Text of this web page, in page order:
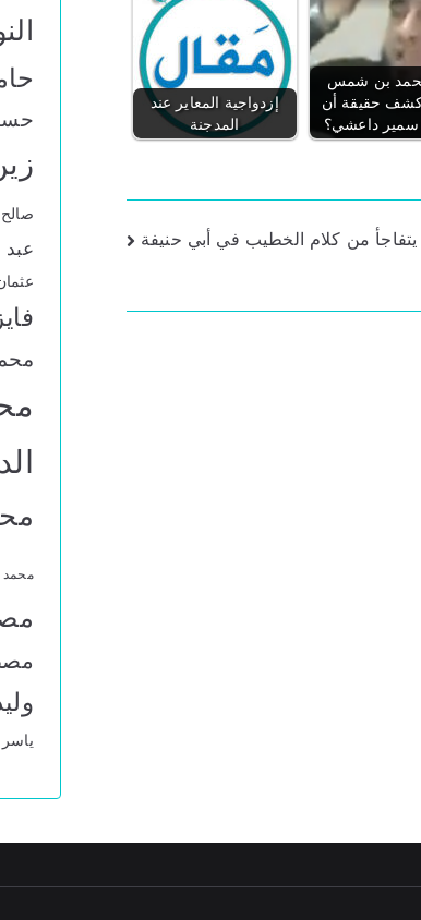
إزدواجية المعاير عند
المدجنة
بن شمس
كشف حقيقة أن
داعشي؟
يتفاجأ من كلام الخطيب في أبي حنيفة
صالح
عبد
محمد